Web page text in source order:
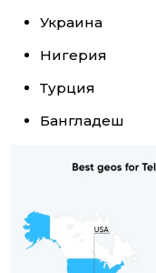
Украина
Нигерия
Турция
Бангладеш